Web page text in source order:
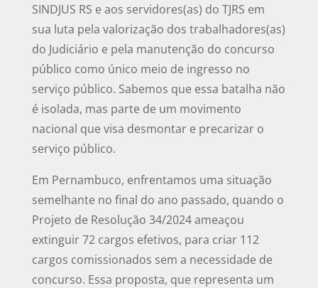
SINDJUS RS e aos servidores(as) do TJRS em
sua luta pela valorização dos trabalhadores(as)
do Judiciário e pela manutenção do concurso
público como único meio de ingresso no
serviço público. Sabemos que essa batalha não
é isolada, mas parte de um movimento
nacional que visa desmontar e precarizar o
serviço público.
Em Pernambuco, enfrentamos uma situação
semelhante no final do ano passado, quando o
Projeto de Resolução 34/2024 ameaçou
extinguir 72 cargos efetivos, para criar 112
cargos comissionados sem a necessidade de
concurso. Essa proposta, que representa um